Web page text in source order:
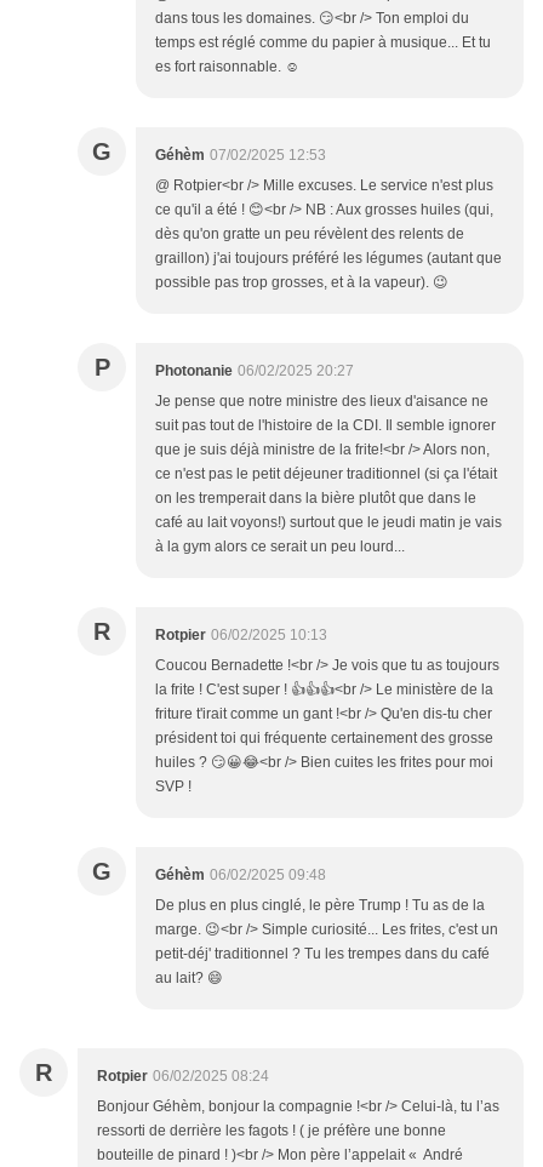
dans tous les domaines. 😏<br /> Ton emploi du
temps est réglé comme du papier à musique... Et tu
es fort raisonnable. ☺️
G Géhèm 07/02/2025 12:53
@ Rotpier<br /> Mille excuses. Le service n'est plus
ce qu'il a été ! 😊<br /> NB : Aux grosses huiles (qui,
dès qu'on gratte un peu révèlent des relents de
graillon) j'ai toujours préféré les légumes (autant que
possible pas trop grosses, et à la vapeur). 😉
P Photonanie 06/02/2025 20:27
Je pense que notre ministre des lieux d'aisance ne
suit pas tout de l'histoire de la CDI. Il semble ignorer
que je suis déjà ministre de la frite!<br /> Alors non,
ce n'est pas le petit déjeuner traditionnel (si ça l'était
on les tremperait dans la bière plutôt que dans le
café au lait voyons!) surtout que le jeudi matin je vais
à la gym alors ce serait un peu lourd...
R Rotpier 06/02/2025 10:13
Coucou Bernadette !<br /> Je vois que tu as toujours
la frite ! C'est super ! 👍👍👍<br /> Le ministère de la
friture t'irait comme un gant !<br /> Qu'en dis-tu cher
président toi qui fréquente certainement des grosse
huiles ? 😏😀😂<br /> Bien cuites les frites pour moi
SVP !
G Géhèm 06/02/2025 09:48
De plus en plus cinglé, le père Trump ! Tu as de la
marge. 😉<br /> Simple curiosité... Les frites, c'est un
petit-déj' traditionnel ? Tu les trempes dans du café
au lait? 😄
R Rotpier 06/02/2025 08:24
Bonjour Géhèm, bonjour la compagnie !<br /> Celui-là, tu l’as
ressorti de derrière les fagots ! ( je préfère une bonne
bouteille de pinard ! )<br /> Mon père l’appelait « André